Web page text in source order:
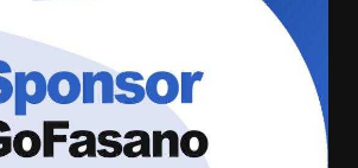
6 Agosto 2026 06:20
La magia del Minareto e la prima
assoluta de “L’Albergo
Belvedere. Il rapimento”
6 Agosto 2026 06:15